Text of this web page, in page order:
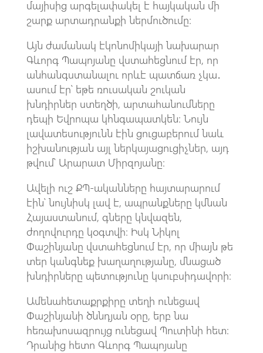
մայիսից արգելափակել է հայկական մի
շարք արտադրանքի ներմուծումը։
Այն ժամանակ էկոնոմիկայի նախարար
Գևորգ Պապոյանը վստահեցնում էր, որ
անհանգստանալու որևէ պատճառ չկա․
ասում էր՝ եթե ռուսական շուկան
խնդիրներ ստեղծի, արտահանումները
դեպի Եվրոպա կհնգապատկեն։ Նույն
լավատեսությունն էին ցուցաբերում նաև
իշխանության այլ ներկայացուցիչներ, այդ
թվում՝ Արարատ Միրզոյանը։
Ավելի ուշ ՔՊ-ականները հայտարարում
էին՝ նույնիսկ լավ է, ապրանքները կմնան
Հայաստանում, գները կնվազեն,
ժողովուրդը կօգտվի։ Իսկ Նիկոլ
Փաշինյանը վստահեցնում էր, որ միայն թե
տեր կանգնեք խաղաղությանը, մնացած
խնդիրները պետությունը կսուբսիդավորի։
Ամենահետաքրքիրը տեղի ունեցավ
Փաշինյանի ծննդյան օրը, երբ նա
հեռախոսազրույց ունեցավ Պուտինի հետ։
Դրանից հետո Գևորգ Պապոյանը